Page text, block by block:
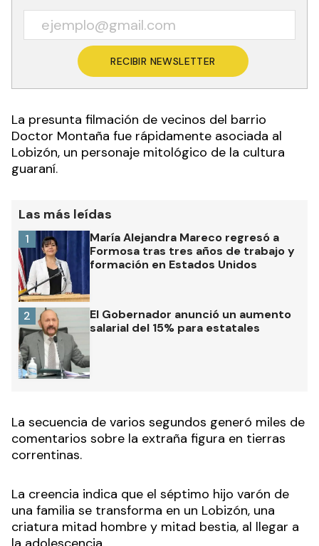
RECIBIR NEWSLETTER
La presunta filmación de vecinos del barrio
Doctor Montaña fue rápidamente asociada al
Lobizón, un personaje mitológico de la cultura
guaraní.
Las más leídas
María Alejandra Mareco regresó a
Formosa tras tres años de trabajo y
formación en Estados Unidos
1
El Gobernador anunció un aumento
salarial del 15% para estatales
2
La secuencia de varios segundos generó miles de
comentarios sobre la extraña figura en tierras
correntinas.
La creencia indica que el séptimo hijo varón de
una familia se transforma en un Lobizón, una
criatura mitad hombre y mitad bestia, al llegar a